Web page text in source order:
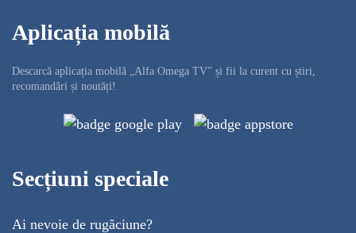
Aplicația mobilă
Descarcă aplicația mobilă „Alfa Omega TV” și fii la curent cu știri,
recomandări și noutăți!
Secțiuni speciale
Ai nevoie de rugăciune?